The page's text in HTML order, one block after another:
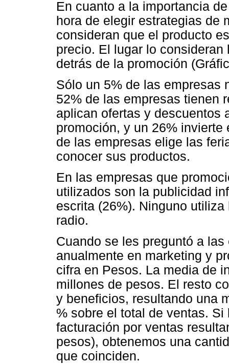
En cuanto a la importancia
hora de elegir estrategias de
consideran que el producto
precio. El lugar lo
detrás de la promoción
Sólo un 5% de las empresas
52% de las empresas tienen
aplican ofertas y descuentos
promoción, y un 26%
de las empresas elige las
conocer sus productos.
En las empresas que
utilizados son la publicidad
escrita (26%). Ninguno
radio.
Cuando se les preguntó a
anualmente en marketing y
cifra en Pesos. La media de
millones de pesos. El resto
y beneficios, resultando una
% sobre el total de ventas.
facturación por ventas
pesos), obtenemos una
que coinciden.